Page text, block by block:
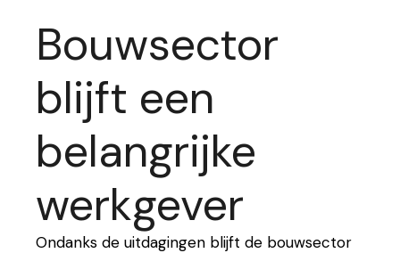
Bouwsector
blijft een
belangrijke
werkgever
Ondanks de uitdagingen blijft de bouwsector